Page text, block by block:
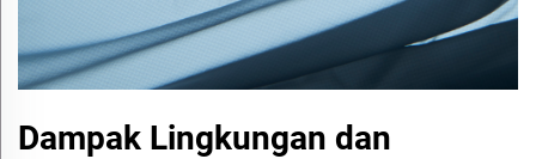
Dampak Lingkungan dan